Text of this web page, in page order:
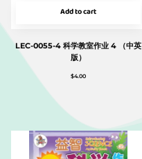
Add to cart
LEC-0055-4 科学教室作业 4 （中英
版）
$4.00